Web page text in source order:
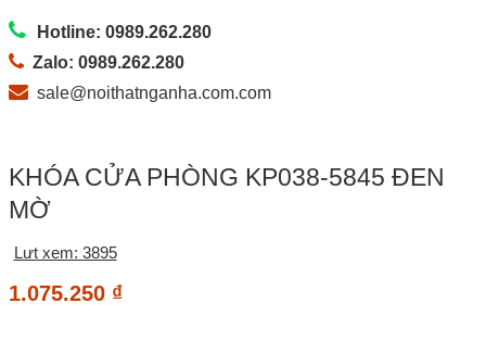
Hotline: 0989.262.280
Zalo: 0989.262.280
sale@noithatnganha.com.com
KHÓA CỬA PHÒNG KP038-5845 ĐEN
MỜ
Lưt xem: 3895
1.075.250 ₫